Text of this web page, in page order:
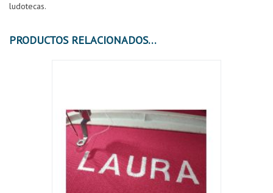
ludotecas.
PRODUCTOS RELACIONADOS